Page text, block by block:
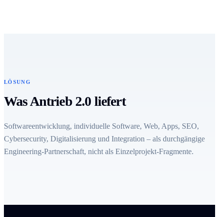
LÖSUNG
Was Antrieb 2.0 liefert
Softwareentwicklung, individuelle Software, Web, Apps, SEO,
Cybersecurity, Digitalisierung und Integration – als durchgängige
Engineering-Partnerschaft, nicht als Einzelprojekt-Fragmente.